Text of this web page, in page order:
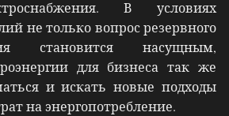
В условиях
не только вопрос резервного
становится насущным,
для бизнеса так же
и искать новые подходы
на энергопотребление.